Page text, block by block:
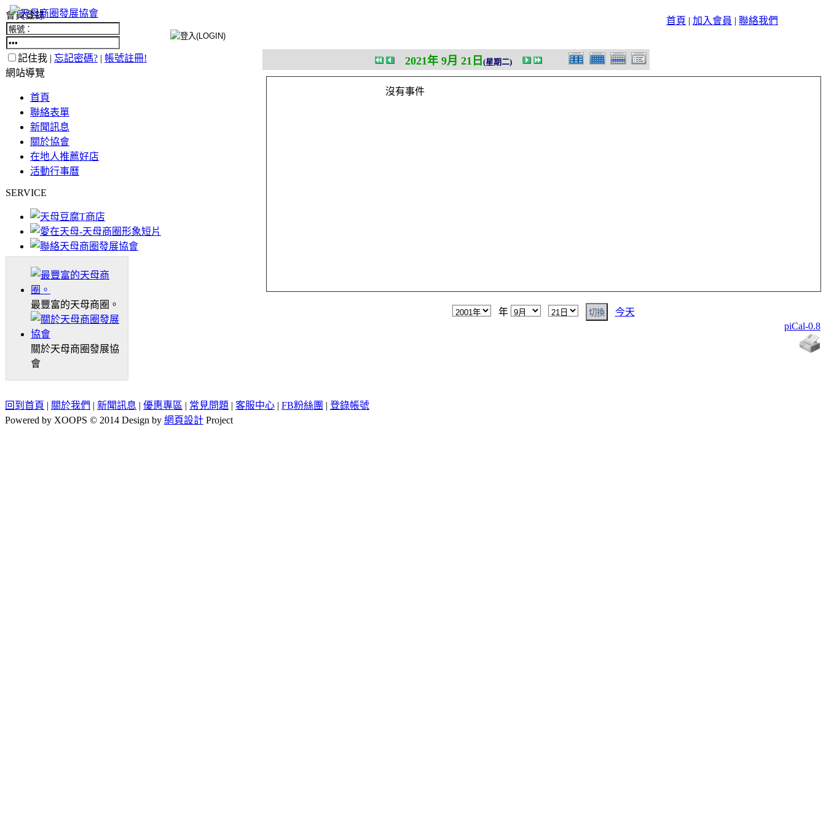
首頁 | 加入會員 | 聯絡我們
會員登錄
記住我 | 忘記密碼? | 帳號註冊!
網站導覽
首頁
聯絡表單
新聞訊息
關於協會
在地人推薦好店
活動行事曆
SERVICE
最豐富的天母商圈。
關於天母商圈發展協
會
2021年 9月 21日 (星期二)
沒有事件
年
今天
piCal-0.8
回到首頁 | 關於我們 | 新聞訊息 | 優惠專區 | 常見問題 | 客服中心 | FB粉絲團 | 登錄帳號
Powered by XOOPS © 2014 Design by 網頁設計 Project